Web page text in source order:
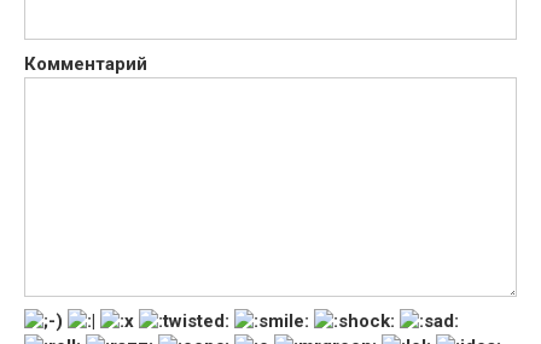
Комментарий